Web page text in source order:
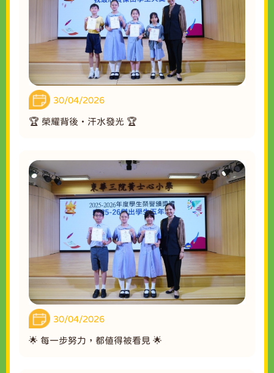
30/04/2026
🏆 榮耀背後・汗水發光 🏆
30/04/2026
🌟 每一步努力，都值得被看見 🌟